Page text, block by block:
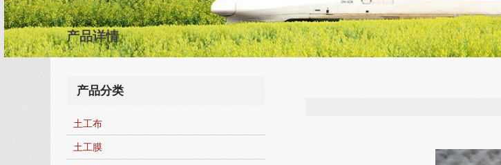
产品详情
产品分类
土工布
土工膜